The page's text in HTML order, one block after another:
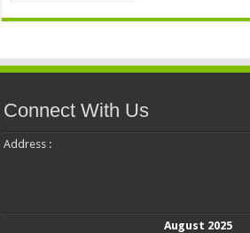
Connect With Us
Address :
August 2025